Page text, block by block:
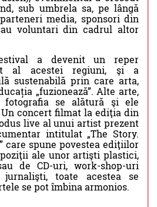
sub umbrela sa, pe lângă
media, sponsori din
voluntari din cadrul altor
a devenit un reper
al acestei regiuni, şi a
sustenabilă prin care arta,
„fuzionează”. Alte arte,
se alătură şi ele
concert filmat la ediţia din
live al unui artist prezent
intitulat „The Story.
care spune povestea ediţiilor
ale unor artişti plastici,
de CD-uri, work-shop-uri
jurnalişti, toate acestea se
se pot îmbina armonios.